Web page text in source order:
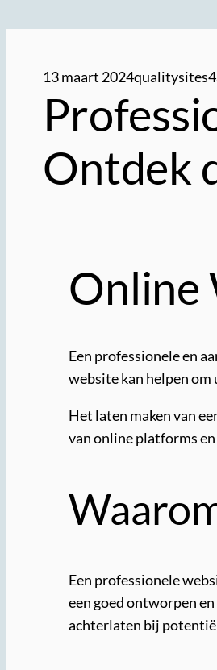
13 maart 2024
Ontdek
Online
Een professionele en
website kan helpen
Het laten maken van
van online platforms
Een professionele
een goed ontworpen
achterlaten bij